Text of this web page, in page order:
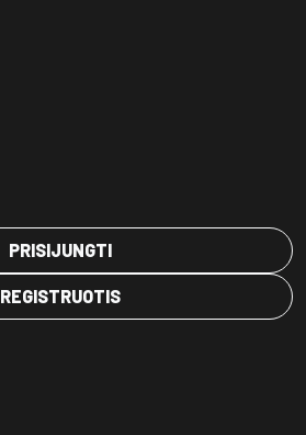
PRISIJUNGTI
REGISTRUOTIS